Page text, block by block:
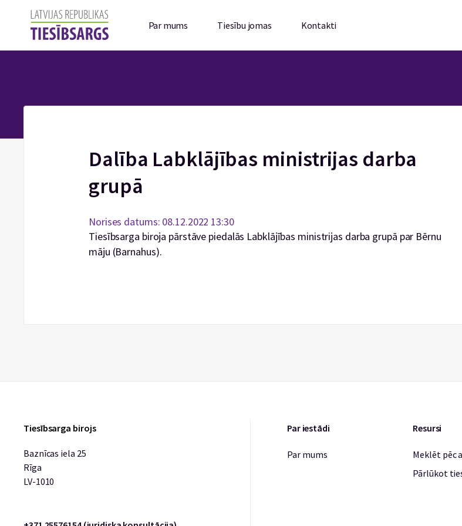
Par mums Tiesību jomas Kontakti
Dalība Labklājības ministrijas darba
grupā
Norises datums: 08.12.2022 13:30
Tiesībsarga biroja pārstāve piedalās Labklājības ministrijas darba grupā par Bērnu
māju (Barnahus).
Tiesībsarga birojs
Baznīcas iela 25
Rīga
LV-1010
Par iestādi
Par mums
Resursi
Meklēt pēc
Pārlūkot